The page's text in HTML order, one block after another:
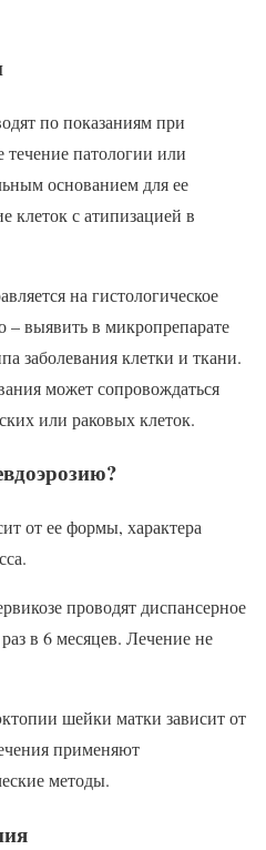
по показаниям при
патологии или
основанием для ее
клеток с атипизацией в
на гистологическое
– выявить в микропрепарате
заболевания клетки и ткани.
может сопровождаться
или раковых клеток.
от ее формы, характера
проводят диспансерное
в 6 месяцев. Лечение не
шейки матки зависит от
применяют
методы.